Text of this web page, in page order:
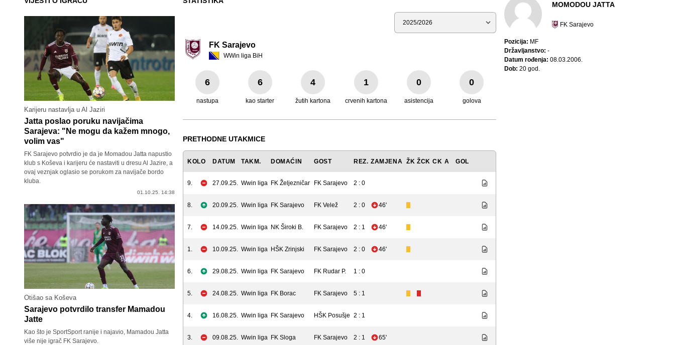
Karijeru nastavlja u Al Jaziri
Jatta poslao poruku navijačima
Sarajeva: "Ne mogu da kažem mnogo,
volim vas"
FK Sarajevo potvrdio je da je Momadou Jatta napustio
klub s Koševa i karijeru će nastaviti u dresu Al Jazire, a
ovaj veznjak oglasio se porukom za navijače bordo
kluba.
01.10.25. 14:38
Otišao sa Koševa
Sarajevo potvrdilo transfer Mamadou
Jatte
Kao što je SportSport ranije i najavio, Mamadou Jatta
više nije igrač FK Sarajevo.
Sezona
FK Sarajevo
WWin liga BiH
6
nastupa
6
kao starter
4
žutih kartona
1
crvenih kartona
0
asistencija
0
golova
PRETHODNE UTAKMICE
KOLO DATUM TAKM. DOMAĆIN GOST REZ. ZAMJENA ŽK ŽCK CK A GOL
9. 27.09.25. Wwin liga FK Željezničar FK Sarajevo 2 : 0
8. 20.09.25. Wwin liga FK Sarajevo FK Velež 2 : 0 46'
7. 14.09.25. Wwin liga NK Široki B. FK Sarajevo 2 : 1 46'
1. 10.09.25. Wwin liga HŠK Zrinjski FK Sarajevo 2 : 0 46'
6. 29.08.25. Wwin liga FK Sarajevo FK Rudar P. 1 : 0
5. 24.08.25. Wwin liga FK Borac FK Sarajevo 5 : 1
4. 16.08.25. Wwin liga FK Sarajevo HŠK Posušje 2 : 1
3. 09.08.25. Wwin liga FK Sloga FK Sarajevo 2 : 1 65'
MOMODOU JATTA
FK Sarajevo
Pozicija: MF
Državljanstvo: -
Datum rođenja: 08.03.2006.
Dob: 20 god.